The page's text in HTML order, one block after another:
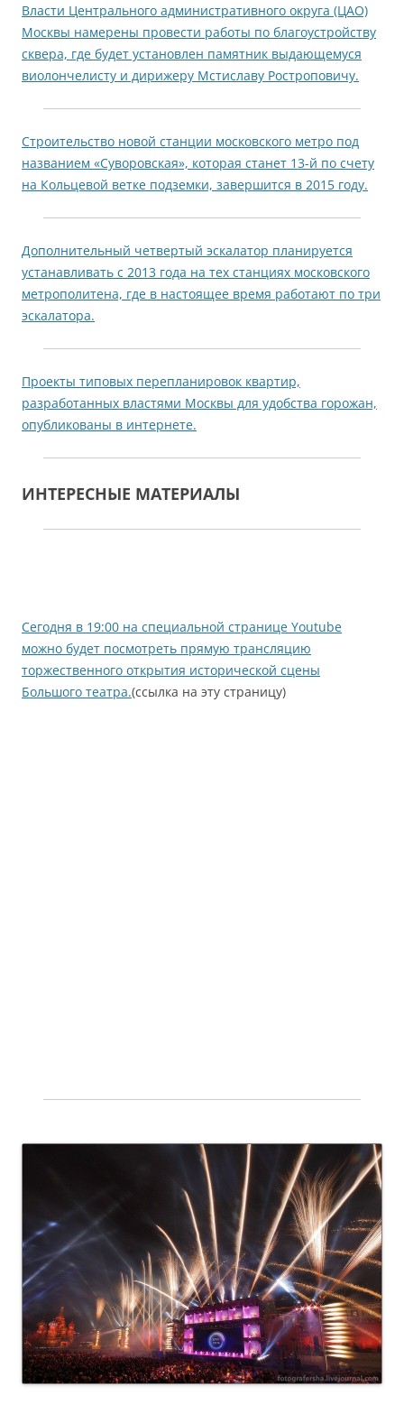
Власти Центрального административного округа (ЦАО)
Москвы намерены провести работы по благоустройству
сквера, где будет установлен памятник выдающемуся
виолончелисту и дирижеру Мстиславу Ростроповичу.
Строительство новой станции московского метро под
названием «Суворовская», которая станет 13-й по счету
на Кольцевой ветке подземки, завершится в 2015 году.
Дополнительный четвертый эскалатор планируется
устанавливать с 2013 года на тех станциях московского
метрополитена, где в настоящее время работают по три
эскалатора.
Проекты типовых перепланировок квартир,
разработанных властями Москвы для удобства горожан,
опубликованы в интернете.
ИНТЕРЕСНЫЕ МАТЕРИАЛЫ
Сегодня в 19:00 на специальной странице Youtube
можно будет посмотреть прямую трансляцию
торжественного открытия исторической сцены
Большого театра.(ссылка на эту страницу)